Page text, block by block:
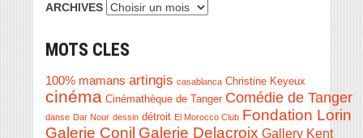
ARCHIVES
MOTS CLES
100% mamans artingis casablanca Christine Keyeux
cinéma Cinémathèque de Tanger Comédie de Tanger
danse Dar Nour dessin détroit El Morocco Club Fondation Lorin
Galerie Conil Galerie Delacroix Gallery Kent